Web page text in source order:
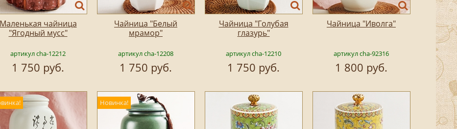
Маленькая чайница
"Ягодный мусс"
артикул cha-12212
1 750 руб.
Чайница "Белый
мрамор"
артикул cha-12208
1 750 руб.
Чайница "Голубая
глазурь"
артикул cha-12210
1 750 руб.
Чайница "Иволга"
артикул cha-92316
1 800 руб.
Новинка!